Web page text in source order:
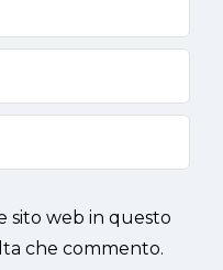
sito web in questo
che commento.